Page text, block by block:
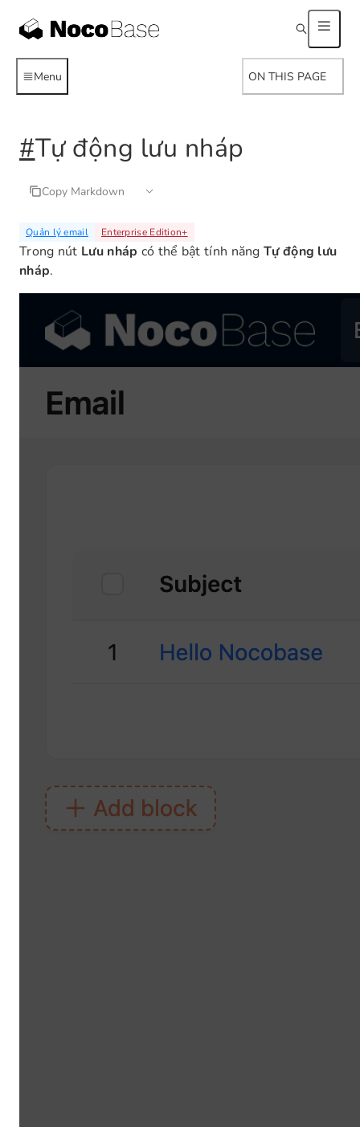
Menu ON THIS PAGE
#Tự động lưu nháp
Copy Markdown
Quản lý email Enterprise Edition+
Trong nút Lưu nháp có thể bật tính năngTự động lưu
nháp.